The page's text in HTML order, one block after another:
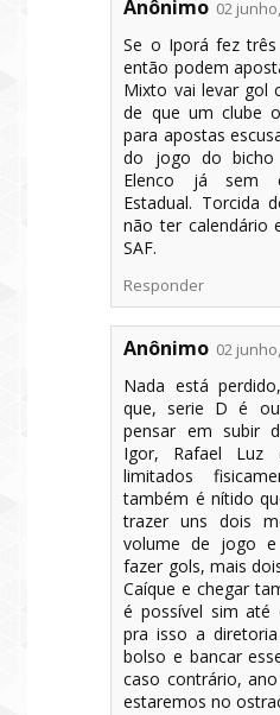
Anônimo 02
Se o Iporá fez
então podem
Mixto vai levar gol
de que um clube
para apostas
do jogo do bicho
Elenco já sem
Estadual. Torcida
não ter calendário
SAF.
Responder
Anônimo 02
Nada está
que, serie D é
pensar em subir
Igor, Rafael Luz
limitados
também é nítido
trazer uns dois
volume de jogo
fazer gols, mais
Caíque e chegar
é possível sim até
pra isso a
bolso e bancar
caso contrário,
estaremos no